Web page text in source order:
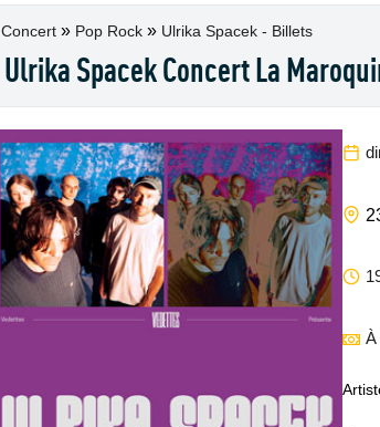
Concert » Pop Rock » Ulrika Spacek - Billets
Ulrika Spacek Concert La
À